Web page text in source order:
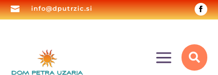
 info@dputrzic.si
a 